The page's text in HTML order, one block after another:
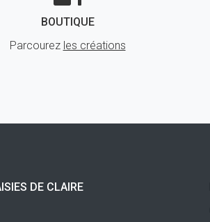
BOUTIQUE
Parcourez les créations
DE CLAIRE